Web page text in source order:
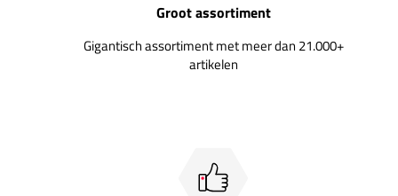
Groot assortiment
Gigantisch assortiment met meer dan 21.000+
artikelen